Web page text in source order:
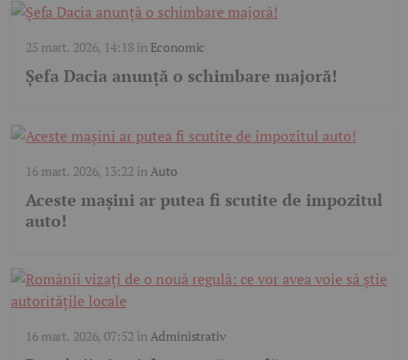
25 mart. 2026, 14:18în Economic
Șefa Dacia anunță o schimbare majoră!
16 mart. 2026, 13:22 înAuto
Aceste mașini ar putea fi scutite de impozitul
auto!
16 mart. 2026, 07:52 înAdministrativ